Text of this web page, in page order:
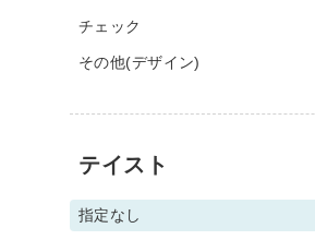
チェック
その他(デザイン)
テイスト
指定なし